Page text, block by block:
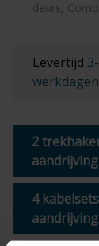
deurs,
Levertijd
werkdagen
2
4